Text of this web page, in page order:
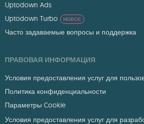
Uptodown Ads
Uptodown Turbo
НОВОЕ
Часто задаваемые вопросы и поддержка
ПРАВОВАЯ ИНФОРМАЦИЯ
Условия предоставления услуг для
Политика конфиденциальности
Параметры Cookie
Условия предоставления услуг для